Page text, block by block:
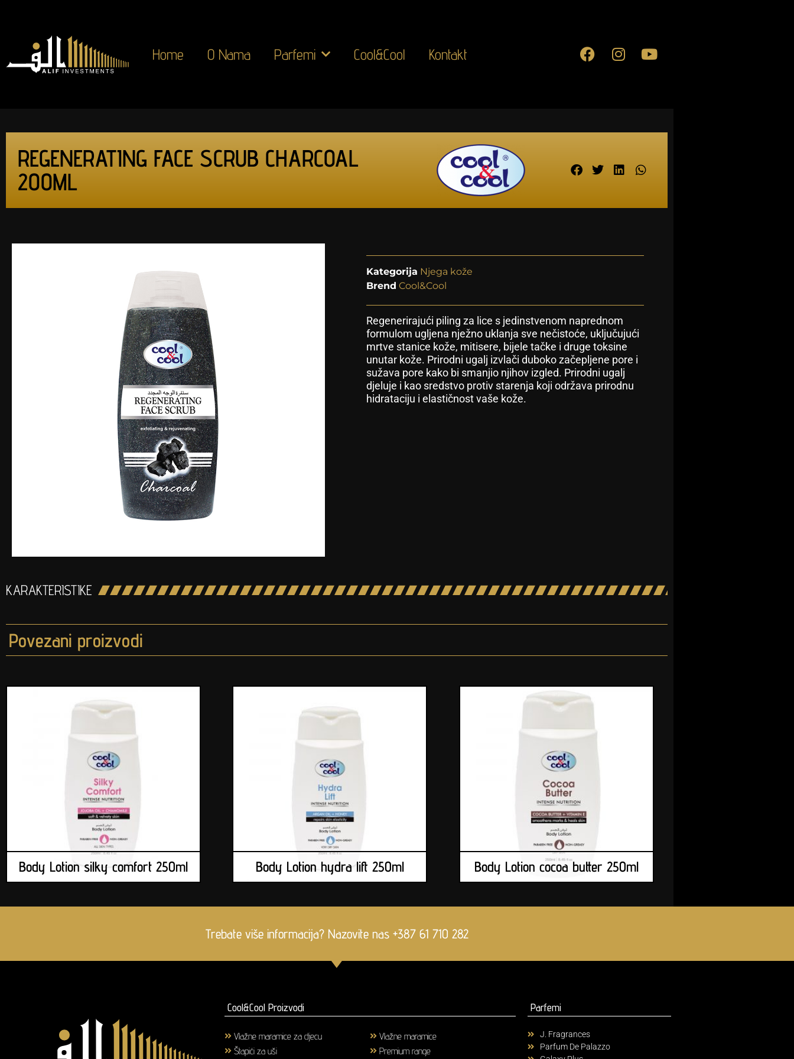
Home O Nama Parfemi Cool&Cool Kontakt
REGENERATING FACE SCRUB CHARCOAL
200ML
Kategorija Njega kože
Brend Cool&Cool
Regenerirajući piling za lice s jedinstvenom naprednom
formulom ugljena nježno uklanja sve nečistoće, uključujući
mrtve stanice kože, mitisere, bijele tačke i druge toksine
unutar kože. Prirodni ugalj izvlači duboko začepljene pore i
sužava pore kako bi smanjio njihov izgled. Prirodni ugalj
djeluje i kao sredstvo protiv starenja koji održava prirodnu
hidrataciju i elastičnost vaše kože.
KARAKTERISTIKE
Povezani proizvodi
Body Lotion silky comfort 250ml Body Lotion hydra lift 250ml Body Lotion cocoa butter 250ml
Trebate više informacija? Nazovite nas +387 61 710 282
Cool&Cool Proizvodi
Vlažne maramice za djecu Vlažne maramice
Štapići za uši
Premium range
Parfemi
J. Fragrances
Parfum De Palazzo